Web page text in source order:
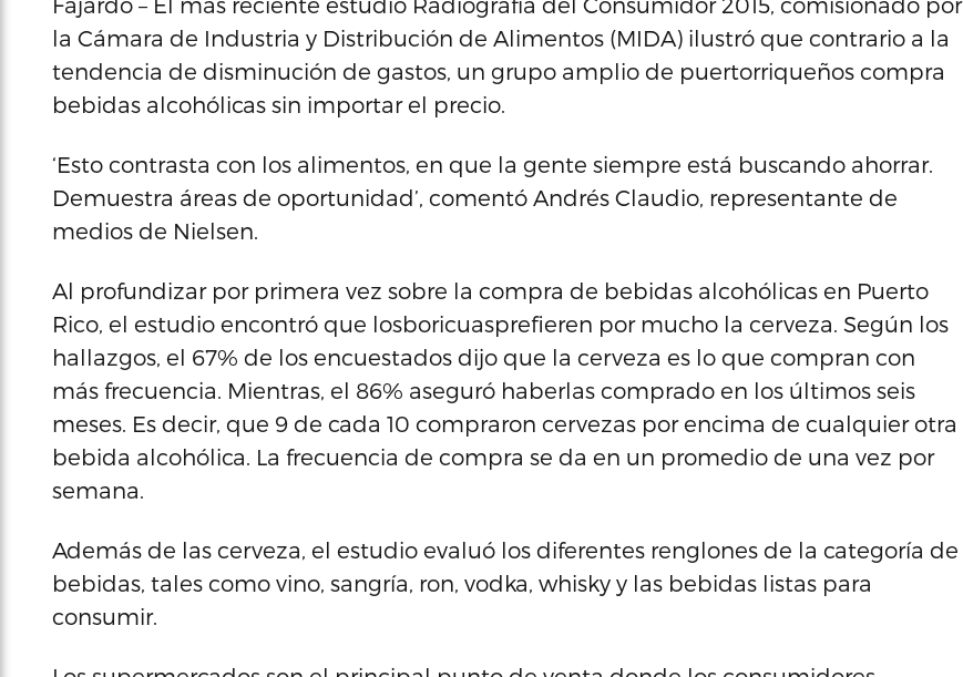
la Cámara de Industria y Distribución de Alimentos (MIDA) ilustró que contrario a la
tendencia de disminución de gastos, un grupo amplio de puertorriqueños compra
bebidas alcohólicas sin importar el precio.
‘Esto contrasta con los alimentos, en que la gente siempre está buscando ahorrar.
Demuestra áreas de oportunidad’, comentó Andrés Claudio, representante de
medios de Nielsen.
Al profundizar por primera vez sobre la compra de bebidas alcohólicas en Puerto
Rico, el estudio encontró que losboricuasprefieren por mucho la cerveza. Según los
hallazgos, el 67% de los encuestados dijo que la cerveza es lo que compran con
más frecuencia. Mientras, el 86% aseguró haberlas comprado en los últimos seis
meses. Es decir, que 9 de cada 10 compraron cervezas por encima de cualquier otra
bebida alcohólica. La frecuencia de compra se da en un promedio de una vez por
semana.
Además de las cerveza, el estudio evaluó los diferentes renglones de la categoría de
bebidas, tales como vino, sangría, ron, vodka, whisky y las bebidas listas para
consumir.